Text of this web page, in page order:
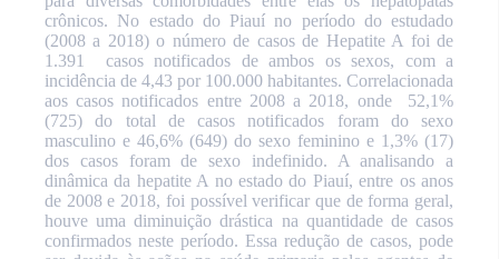
crônicos. No estado do Piauí no período do estudado
(2008 a 2018) o número de casos de Hepatite A foi de
1.391
casos notificados de ambos os sexos, com a
incidência de 4,43 por 100.000 habitantes. Correlacionada
aos casos notificados entre 2008 a 2018, onde
52,1%
(725) do total de casos notificados foram do sexo
masculino e 46,6% (649) do sexo feminino e 1,3% (17)
dos casos foram de sexo indefinido. A analisando a
dinâmica da hepatite A no estado do Piauí, entre os anos
de 2008 e 2018, foi possível verificar que de forma geral,
houve uma diminuição drástica na quantidade de casos
confirmados neste período. Essa redução de casos, pode